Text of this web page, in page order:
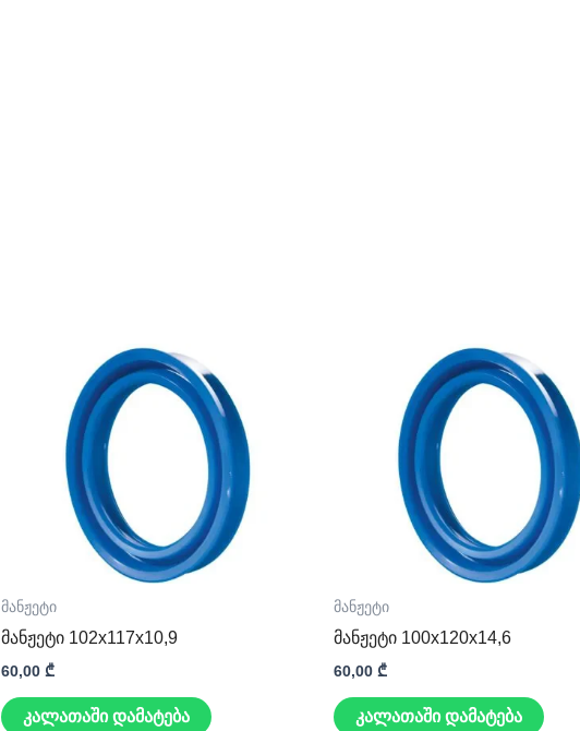
მანჟეტი
მანჟეტი 102x117x10,9
60,00 ₾
კალათაში დამატება
მანჟეტი
მანჟეტი 100x120x14,6
60,00 ₾
კალათაში დამატება